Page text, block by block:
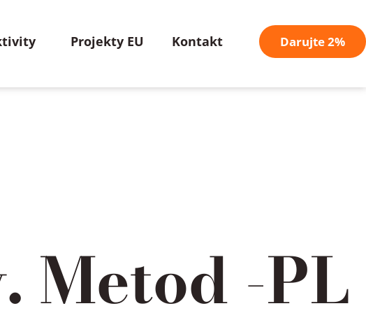
Projekty EU Kontakt Darujte 2%
Metod -PL